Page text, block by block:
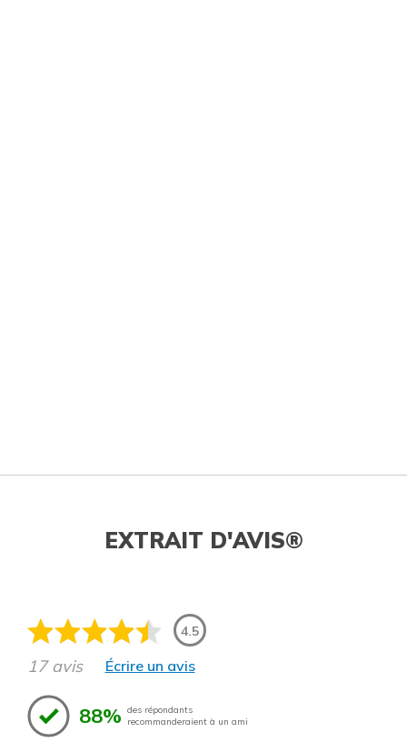
EXTRAIT D'AVIS®
4.5
17 avis Écrire un avis
88% des répondants
recommanderaient à un ami